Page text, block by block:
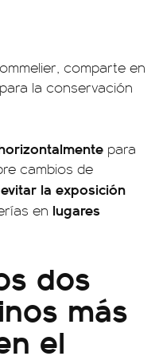
comparte en
la conservación
para
cambios de
evitar la exposición
en lugares
dos
más
el